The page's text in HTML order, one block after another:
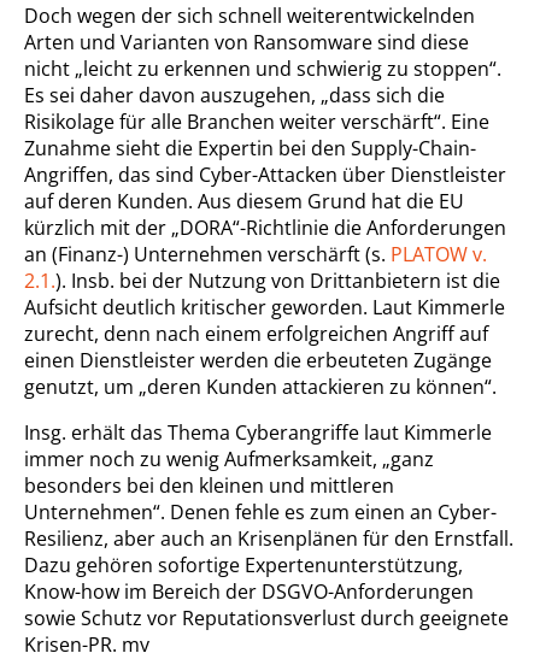
Doch wegen der sich schnell weiterentwickelnden
Arten und Varianten von Ransomware sind diese
nicht „leicht zu erkennen und schwierig zu stoppen“.
Es sei daher davon auszugehen, „dass sich die
Risikolage für alle Branchen weiter verschärft“. Eine
Zunahme sieht die Expertin bei den Supply-Chain-
Angriffen, das sind Cyber-Attacken über Dienstleister
auf deren Kunden. Aus diesem Grund hat die EU
kürzlich mit der „DORA“-Richtlinie die Anforderungen
an (Finanz-) Unternehmen verschärft (s. PLATOW v.
2.1.). Insb. bei der Nutzung von Drittanbietern ist die
Aufsicht deutlich kritischer geworden. Laut Kimmerle
zurecht, denn nach einem erfolgreichen Angriff auf
einen Dienstleister werden die erbeuteten Zugänge
genutzt, um „deren Kunden attackieren zu können“.
Insg. erhält das Thema Cyberangriffe laut Kimmerle
immer noch zu wenig Aufmerksamkeit, „ganz
besonders bei den kleinen und mittleren
Unternehmen“. Denen fehle es zum einen an Cyber-
Resilienz, aber auch an Krisenplänen für den Ernstfall.
Dazu gehören sofortige Expertenunterstützung,
Know-how im Bereich der DSGVO-Anforderungen
sowie Schutz vor Reputationsverlust durch geeignete
Krisen-PR. mv